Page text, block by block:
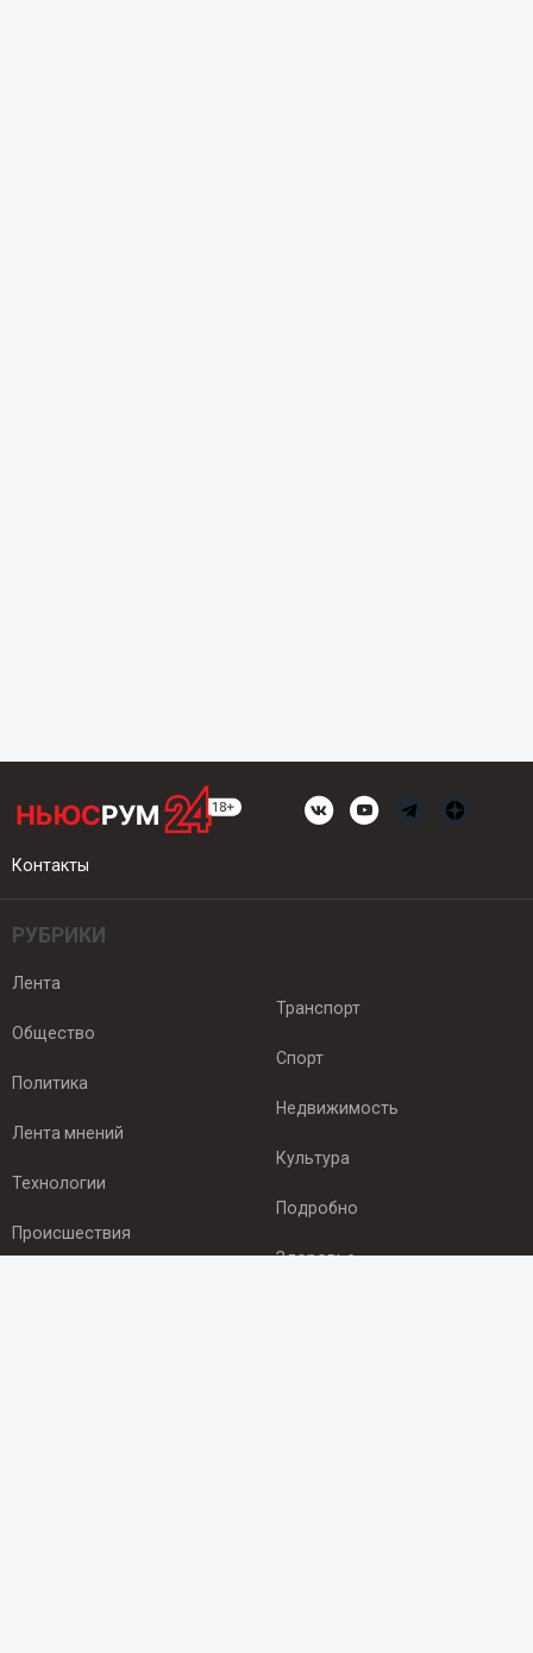
Контакты
РУБРИКИ
Лента
Общество
Политика
Лента мнений
Технологии
Происшествия
Транспорт
Спорт
Недвижимость
Культура
Подробно
Здоровье